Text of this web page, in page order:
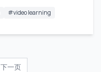
#video learning
下一页